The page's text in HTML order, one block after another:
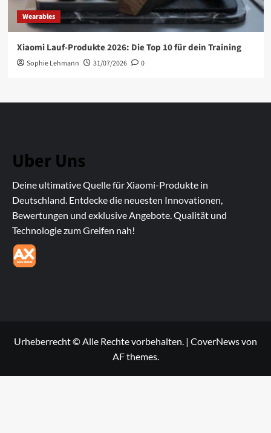
Wearables
Xiaomi Lauf-Produkte 2026: Die Top 10 für dein Training
Sophie Lehmann 31/07/2026 0
Uber Uns
Deine ultimative Quelle für Xiaomi-Produkte in
Deutschland. Entdecke die neuesten Innovationen,
Bewertungen und exklusive Angebote. Qualität und
Technologie zum Greifen nah!
Urheberrecht © Alle Rechte vorbehalten. | CoverNewsvon
AF themes.